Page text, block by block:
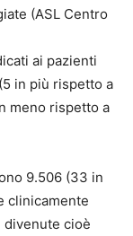
(ASL Centro
ai pazienti
in più rispetto a
meno rispetto a
9.506 (33 in
clinicamente
divenute cioè